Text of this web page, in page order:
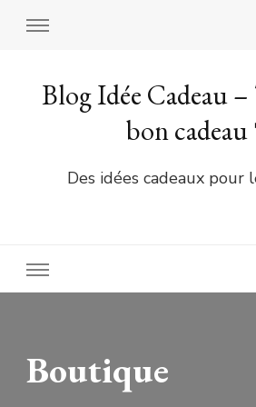
Blog Idée Cadeau
bon cadeau
Des idées cadeaux pour
Boutique